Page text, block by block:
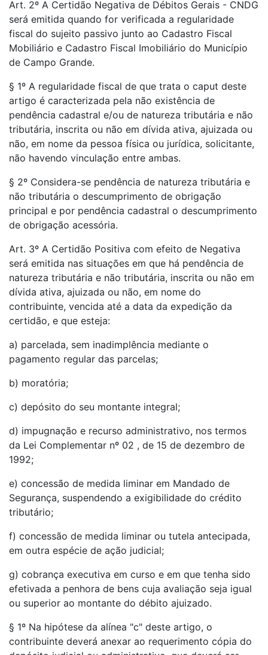
Art. 2º A Certidão Negativa de Débitos Gerais - CNDG
será emitida quando for verificada a regularidade
fiscal do sujeito passivo junto ao Cadastro Fiscal
Mobiliário e Cadastro Fiscal Imobiliário do Município
de Campo Grande.
§ 1º A regularidade fiscal de que trata o caput deste
artigo é caracterizada pela não existência de
pendência cadastral e/ou de natureza tributária e não
tributária, inscrita ou não em dívida ativa, ajuizada ou
não, em nome da pessoa física ou jurídica, solicitante,
não havendo vinculação entre ambas.
§ 2º Considera-se pendência de natureza tributária e
não tributária o descumprimento de obrigação
principal e por pendência cadastral o descumprimento
de obrigação acessória.
Art. 3º A Certidão Positiva com efeito de Negativa
será emitida nas situações em que há pendência de
natureza tributária e não tributária, inscrita ou não em
dívida ativa, ajuizada ou não, em nome do
contribuinte, vencida até a data da expedição da
certidão, e que esteja:
a) parcelada, sem inadimplência mediante o
pagamento regular das parcelas;
b) moratória;
c) depósito do seu montante integral;
d) impugnação e recurso administrativo, nos termos
da Lei Complementar nº 02 , de 15 de dezembro de
1992;
e) concessão de medida liminar em Mandado de
Segurança, suspendendo a exigibilidade do crédito
tributário;
f) concessão de medida liminar ou tutela antecipada,
em outra espécie de ação judicial;
g) cobrança executiva em curso e em que tenha sido
efetivada a penhora de bens cuja avaliação seja igual
ou superior ao montante do débito ajuizado.
§ 1º Na hipótese da alínea "c" deste artigo, o
contribuinte deverá anexar ao requerimento cópia do